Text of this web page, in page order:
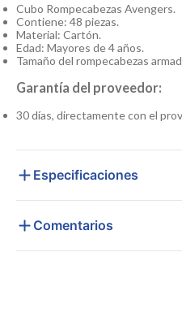
Cubo Rompecabezas Avengers.
Contiene: 48 piezas.
Material: Cartón.
Edad: Mayores de 4 años.
Tamaño del rompecabezas
Garantía del proveedor:
30 días, directamente con el
Especificaciones
Comentarios